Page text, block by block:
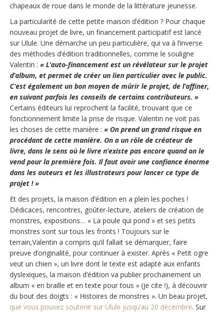
chapeaux de roue dans le monde de la littérature jeunesse.
La particularité de cette petite maison d’édition ? Pour chaque
nouveau projet de livre, un financement participatif est lancé
sur Ulule. Une démarche un peu particulière, qui va à l’inverse
des méthodes d’édition traditionnelles, comme le souligne
Valentin : « L’auto-financement est un révélateur sur le projet
d’album, et permet de créer un lien particulier avec le public.
C’est également un bon moyen de mûrir le projet, de l’affiner,
en suivant parfois les conseils de certains contributeurs. »
Certains éditeurs lui reprochent la facilité, trouvant que ce
fonctionnement limite la prise de risque. Valentin ne voit pas
les choses de cette manière : « On prend un grand risque en
procédant de cette manière. On a un rôle de créateur de
livre, dans le sens où le livre n’existe pas encore quand on le
vend pour la première fois. Il faut avoir une confiance énorme
dans les auteurs et les illustrateurs pour lancer ce type de
projet ! »
Et des projets, la maison d’édition en a plein les poches !
Dédicaces, rencontres, goûter-lecture, ateliers de création de
monstres, expositions… « La poule qui pond » et ses petits
monstres sont sur tous les fronts ! Toujours sur le
terrain,Valentin a compris qu’il fallait se démarquer, faire
preuve d’originalité, pour continuer à exister. Après « Petit ogre
veut un chien », un livre dont le texte est adapté aux enfants
dyslexiques, la maison d’édition va publier prochainement un
album « en braille et en texte pour tous » (je cite !), à découvrir
du bout des doigts : « Histoires de monstres ». Un beau projet,
que vous pouvez soutenir sur Ulule jusqu’au 20 décembre. Sur